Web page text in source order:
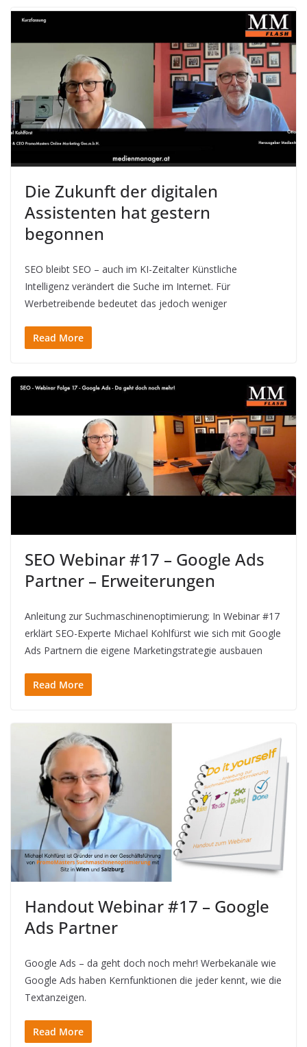
Die Zukunft der digitalen
Assistenten hat gestern
begonnen
SEO bleibt SEO – auch im KI-Zeitalter Künstliche
Intelligenz verändert die Suche im Internet. Für
Werbetreibende bedeutet das jedoch weniger
Read More
SEO Webinar #17 – Google Ads
Partner – Erweiterungen
Anleitung zur Suchmaschinenoptimierung; In Webinar #17
erklärt SEO-Experte Michael Kohlfürst wie sich mit Google
Ads Partnern die eigene Marketingstrategie ausbauen
Read More
Handout Webinar #17 – Google
Ads Partner
Google Ads – da geht doch noch mehr! Werbekanäle wie
Google Ads haben Kernfunktionen die jeder kennt, wie die
Textanzeigen.
Read More